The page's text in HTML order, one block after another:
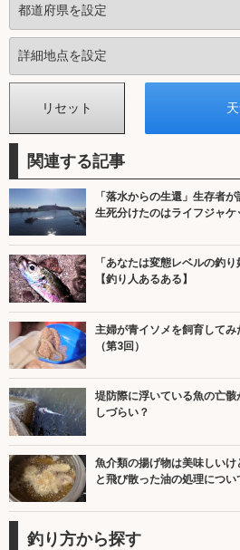
関連する記事
「落水からの生還」生存者
生死分けたのはライフジャケ
「あなたは変態レベルの釣
【釣り人あるある】
主婦が青イソメを飼育して
（第3回）
堤防際に浮いている魚の亡
しづらい？
魚介類の揚げ物は美味しい
と飛び散った油の処理につい
釣り方から探す